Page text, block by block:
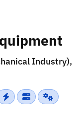
Industry),